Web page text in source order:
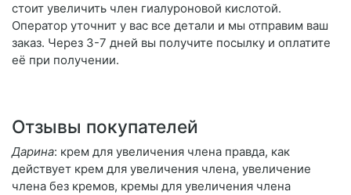
стоит увеличить член гиалуроновой кислотой.
Оператор уточнит у вас все детали и мы отправим ваш
заказ. Через 3-7 дней вы получите посылку и оплатите
её при получении.
Отзывы покупателей
Дарина: крем для увеличения члена правда, как
действует крем для увеличения члена, увеличение
члена без кремов, кремы для увеличения члена